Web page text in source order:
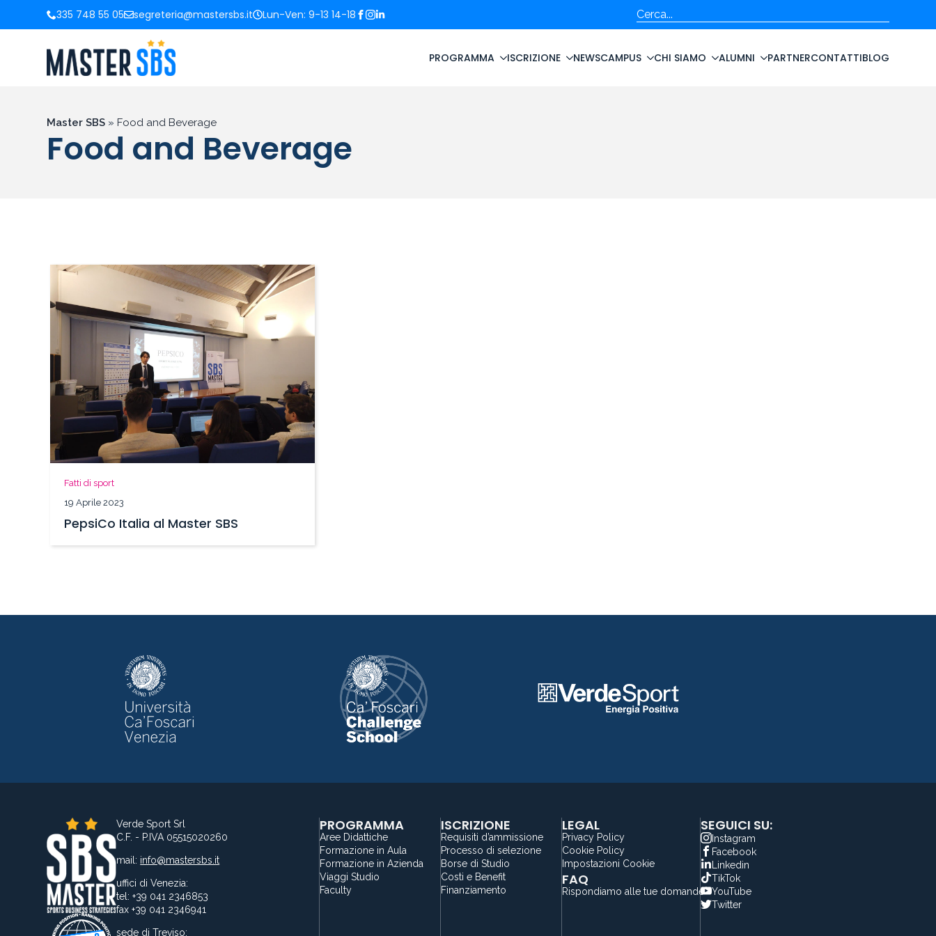
335 748 55 05 segreteria@mastersbs.it Lun-Ven: 9-13 14-18 Cerca
PROGRAMMA ISCRIZIONE NEWSCAMPUS CHI SIAMO ALUMNI PARTNERCONTATTIBLOG
Master SBS » Food and Beverage
Food and Beverage
Fatti di sport
19 Aprile 2023
PepsiCo Italia al Master SBS
Verde Sport Srl
C.F. - P.IVA 05515020260
mail: info@mastersbs.it
uffici di Venezia:
tel: +39 041 2346853
fax +39 041 2346941
sede di Treviso:
PROGRAMMA
Aree Didattiche
Formazione in Aula
Formazione in Azienda
Viaggi Studio
Faculty
ISCRIZIONE
Requisiti d’ammissione
Processo di selezione
Borse di Studio
Costi e Benefit
Finanziamento
LEGAL
Privacy Policy
Cookie Policy
Impostazioni Cookie
FAQ
Rispondiamo alle tue domande
SEGUICI SU:
Instagram
Facebook
Linkedin
TikTok
YouTube
Twitter